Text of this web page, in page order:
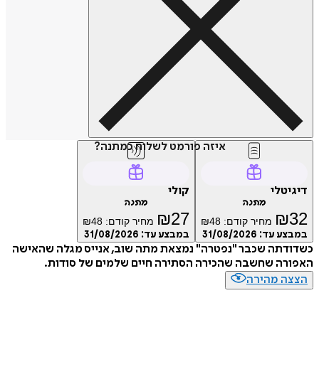
איזה פורמט לשלוח כמתנה?
דיגיטלי
מתנה
₪32 מחיר קודם: ₪48
במבצע עד: 31/08/2026
קולי
מתנה
₪27 מחיר קודם: ₪48
במבצע עד: 31/08/2026
כשדודתה שכבר "נפטרה" נמצאת מתה שוב, אנייס מגלה שהאישה
האפורה שחשבה שהכירה הסתירה חיים שלמים של סודות.
הצצה מהירה